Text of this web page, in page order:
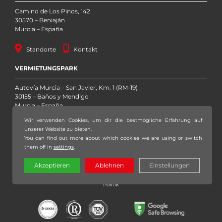
Camino de Los Pinos, 142
30570 – Beniaján
Murcia – España
Standorte Kontakt
VERMIETUNGSPARK
Autovía Murcia – San Javier, Km. 1 (RM-19)
30155 – Baños y Mendigo
Murcia – España
Standorte Kontakt
Copyright 2020 – 2026 Grúas Sáez, S.L. – Alle Rechte vorbehalten |
Rechtlicher Hinweis|Datenschutzerklärung| Datenschutzpolitik|Cookie-
Politik
Wir verwenden Cookies, um dir die bestmögliche Erfahrung auf
unserer Website zu bieten.
You can find out more about which cookies we are using or switch
them off in settings.
Akzeptieren Ablehnen Einstellungen